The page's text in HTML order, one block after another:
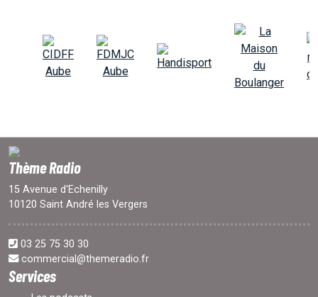
Thème Radio
15 Avenue d'Echenilly
10120 Saint André les Vergers
03 25 75 30 30
commercial@themeradio.fr
Services